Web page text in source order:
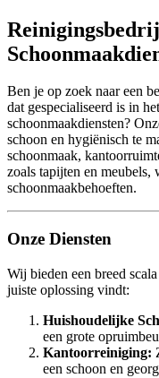
Ben je op zoek naar een
dat gespecialiseerd is in
schoonmaakdiensten?
schoon en hygiënisch te
schoonmaak,
zoals tapijten en
schoonmaakbehoeften.
Onze Diensten
Wij bieden een breed
juiste oplossing vindt:
Huishoudelijke
een grote
Kantoorreiniging:
een schoon en